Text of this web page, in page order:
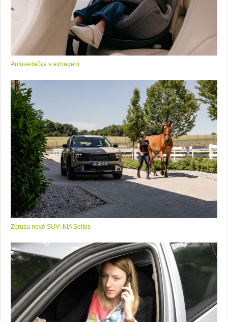
Autosedačka s airbagem
Zbrusu nové SUV: KIA Seltos